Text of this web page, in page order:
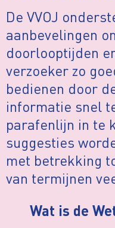
De VVOJ
aanbevelingen
doorlooptijden
verzoeker zo
bedienen door
informatie snel
parafenlijn in te
suggesties
met betrekking
van termijnen
Wat is de